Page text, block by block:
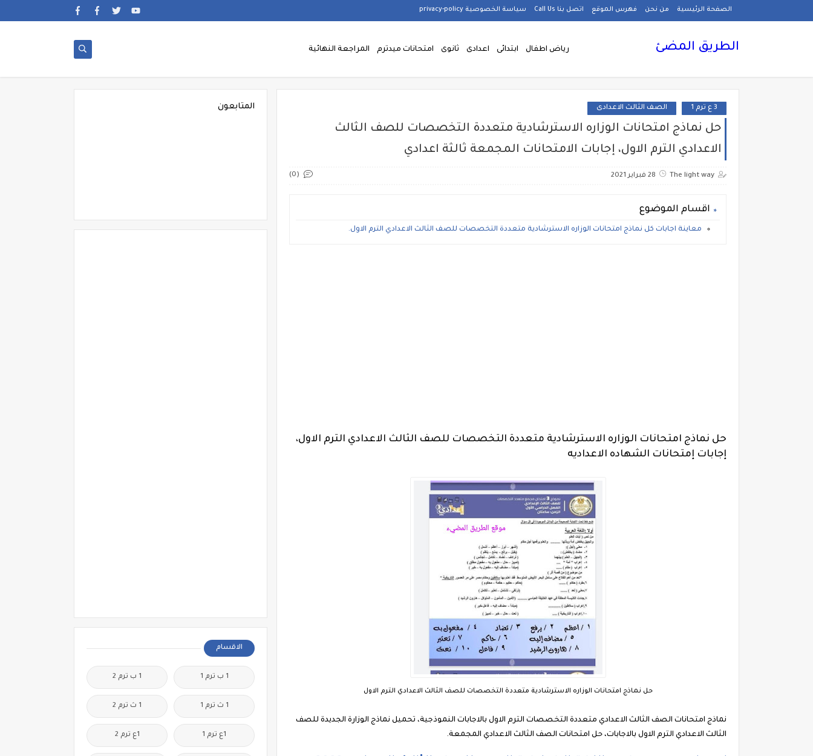
الصفحة الرئيسية من نحن فهرس الموقع اتصل بنا Call Us سياسة الخصوصية privacy-policy
الطريق المضئ رياض اطفال ابتدائى اعدادى ثانوى امتحانات ميدترم المراجعة النهائية
3 ع ترم 1 الصف الثالث الاعدادى
حل نماذج امتحانات الوزاره الاسترشادية متعددة التخصصات للصف الثالث
الاعدادي الترم الاول، إجابات الامتحانات المجمعة ثالثة اعدادي
The light way 28 فبراير 2021 (0)
اقسام الموضوع
معاينة اجابات كل نماذج امتحانات الوزاره الاسترشادية متعددة التخصصات للصف الثالث الاعدادي الترم الاول.
حل نماذج امتحانات الوزاره الاسترشادية متعددة التخصصات للصف الثالث الاعدادي الترم الاول،
إجابات إمتحانات الشهاده الاعداديه
حل نماذج امتحانات الوزاره الاسترشادية متعددة التخصصات للصف الثالث الاعدادي الترم الاول
نماذج امتحانات الصف الثالث الاعدادي متعددة التخصصات الترم الاول بالاجابات النموذجية، تحميل نماذج الوزارة الجديدة للصف
الثالث الاعدادي الترم الاول بالاجابات، حل امتحانات الصف الثالث الاعدادي المجمعة.
المتابعون
الاقسام
1 ب ترم 1 1 ب ترم 2
1 ث ترم 1 1 ث ترم 2
1ع ترم 1 1ع ترم 2